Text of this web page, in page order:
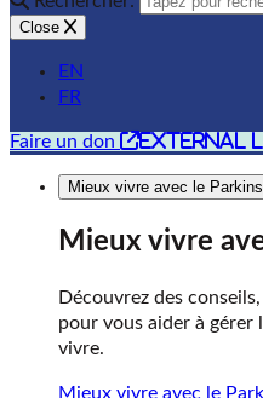
Close
EN
FR
Faire un don external
Mieux vivre avec le
Mieux vivre
Découvrez des
pour vous aider à gérer
vivre.
Mieux vivre avec le